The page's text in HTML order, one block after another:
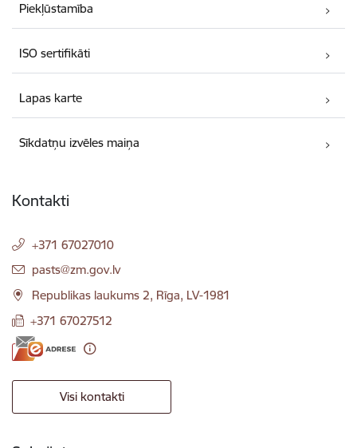
Piekļūstamība
ISO sertifikāti
Lapas karte
Sīkdatņu izvēles maiņa
Kontakti
+371 67027010
E-pasts:
pasts@zm.gov.lv
Republikas laukums 2, Rīga, LV-1981
+371 67027512
Visi kontakti